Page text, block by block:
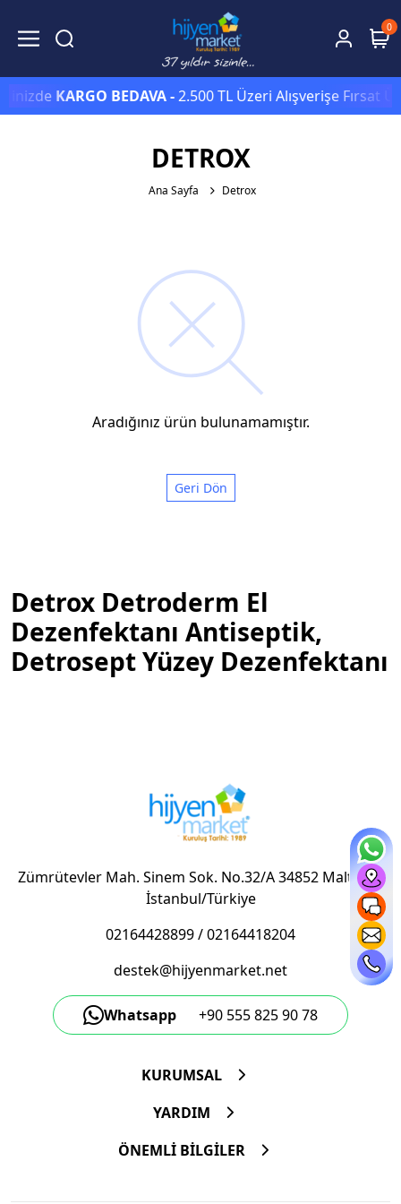
0
KARGO BEDAVA -2.500 TL Üzeri Alışverişe Fırsat
DETROX
Ana Sayfa Detrox
Aradığınız ürün bulunamamıştır.
Geri Dön
Detrox Detroderm El
Dezenfektanı Antiseptik,
Detrosept Yüzey Dezenfektanı
Zümrütevler Mah. Sinem Sok. No.32/A 34852 Maltepe/
İstanbul/Türkiye
02164428899/02164418204
destek@hijyenmarket.net
Whatsapp +90 555 825 90 78
KURUMSAL
YARDIM
ÖNEMLİ BİLGİLER